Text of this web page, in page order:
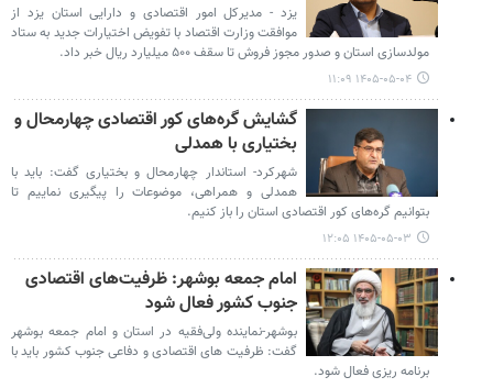
یزد - مدیرکل امور اقتصادی و دارایی استان یزد از
موافقت وزارت اقتصاد با تفویض اختیارات جدید به ستاد
مولدسازی استان و صدور مجوز فروش تا سقف ۵۰۰ میلیارد ریال خبر داد.
۱۴۰۵-۰۵-۰۴ ۱۱:۰۹
گشایش گره‌های کور اقتصادی چهارمحال و
بختیاری با همدلی
شهرکرد- استاندار چهارمحال و بختیاری گفت: باید با
همدلی و همراهی، موضوعات را پیگیری نماییم تا
بتوانیم گره‌های کور اقتصادی استان را باز کنیم.
۱۴۰۵-۰۵-۰۳ ۱۲:۰۵
امام جمعه بوشهر: ظرفیت‌های اقتصادی
جنوب کشور فعال شود
بوشهر-نماینده ولی‌فقیه در استان و امام جمعه بوشهر
گفت: ظرفیت های اقتصادی و دفاعی جنوب کشور باید با
برنامه ریزی فعال شود.